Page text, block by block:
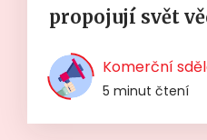
propojují svět
Komerční
5 minut čtení